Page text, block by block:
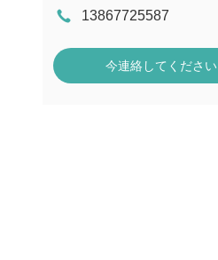
13867725587
今連絡してください